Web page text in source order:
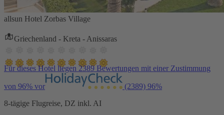
allsun Hotel Zorbas Village
Griechenland - Kreta - Anissaras
Für dieses Hotel liegen 2389 Bewertungen mit einer Zustimmung
von 96% vor (2389) 96%
8-tägige Flugreise, DZ inkl. AI